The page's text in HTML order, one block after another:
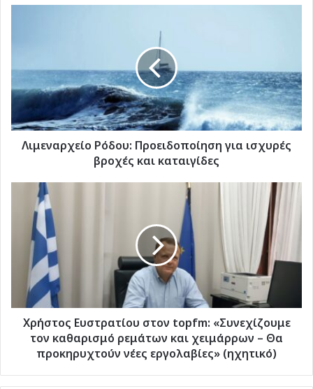
ισχυρές
βροχές
και
καταιγίδες
Λιμεναρχείο Ρόδου: Προειδοποίηση για ισχυρές
βροχές και καταιγίδες
Χρήστος
Ευστρατίου
topfm:
«Συνεχίζουμε
καθαρισμό
ρεμάτων
και
χειμάρρων
προκηρυχτούν
νέες
Χρήστος Ευστρατίου στον topfm: «Συνεχίζουμε
τον καθαρισμό ρεμάτων και χειμάρρων – Θα
προκηρυχτούν νέες εργολαβίες» (ηχητικό)